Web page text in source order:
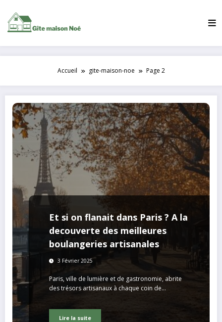
contenu
Accueil gite-maison-noe Page 2
Et si on flanait dans Paris ? A la
decouverte des meilleures
boulangeries artisanales
3 Février 2025
Paris, ville de lumière et de gastronomie, abrite
des trésors artisanaux à chaque coin de…
Lire la suite